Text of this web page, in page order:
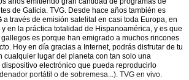
de Galicia. TVG. Desde hace años también es
a través de emisión satelital en casi toda Europa, en
en la práctica totalidad de Hispanoamérica, y es que
es porque han emigrado a muchos rincones
Hoy en día gracias a Internet, podrás disfrutar de tu
cualquier lugar del planeta con tan solo una
electrónico que pueda reproducirlo
portátil o de sobremesa...). TVG en vivo.